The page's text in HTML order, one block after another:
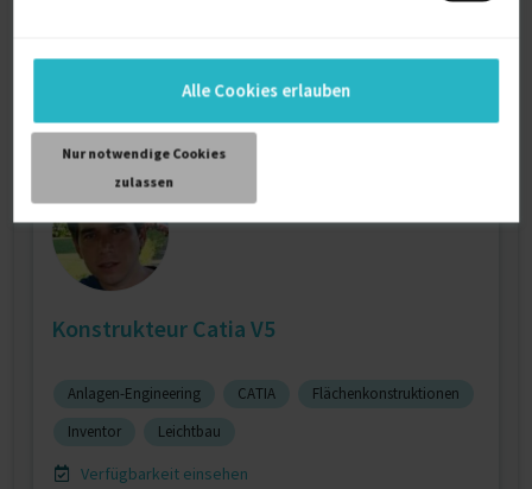
Alle Cookies erlauben
Nur notwendige Cookies
zulassen
D-63225 Langen (Hessen)
Konstrukteur Catia V5
Anlagen-Engineering CATIA
Flächenkonstruktionen
Inventor
Leichtbau
Verfügbarkeit einsehen